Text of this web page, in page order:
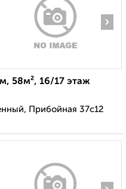
›
58м², 16/17 этаж
Прибойная 37с12